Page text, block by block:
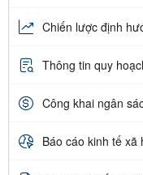
Chiến lược định
Thông tin quy
Công khai ngân
Báo cáo kinh tế xã